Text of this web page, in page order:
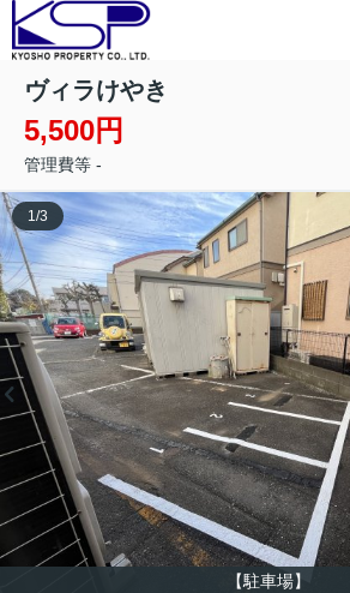
ヴィラけやき
5,500円
管理費等 -
【駐車場】
1/3